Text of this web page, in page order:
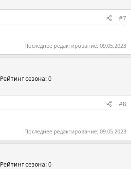
#7
Последнее редактирование: 09.05.2023
Рейтинг сезона: 0
#8
Последнее редактирование: 09.05.2023
Рейтинг сезона: 0